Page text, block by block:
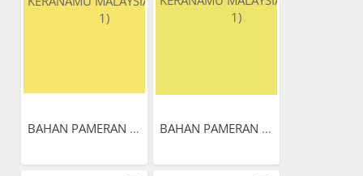
BAHAN PAMERAN KERANAMU... BAHAN PAMERAN KERANAMU...